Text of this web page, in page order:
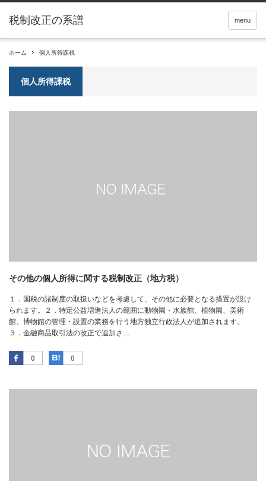
税制改正の系譜 menu
ホーム 個人所得課税
個人所得課税
その他の個人所得に関する税制改正（地方税）
１．国税の諸制度の取扱いなどを考慮して、その他に必要となる措置が設け
られます。２．特定公益増進法人の範囲に動物園・水族館、植物園、美術
館、博物館の管理・設置の業務を行う地方独立行政法人が追加されます。
３．金融商品取引法の改正で追加さ…
0
Facebook 0
はてなブックマーク